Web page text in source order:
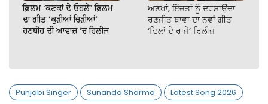
ਫ਼ਿਲਮ ‘ਕਣਕਾਂ ਦੇ ਓਹਲੇ’ ਫ਼ਿਲਮ
ਦਾ ਗੀਤ ‘ਕੁੜੀਆਂ ਚਿੜੀਆਂ’
ਰਣਬੀਰ ਦੀ ਆਵਾਜ਼ ‘ਚ ਰਿਲੀਜ਼
ਅਣਖਾਂ, ਇੱਜਤਾਂ ਨੂੰ ਦਰਸਾਉਂਦਾ
ਰਣਜੀਤ ਬਾਵਾ ਦਾ ਨਵਾਂ ਗੀਤ
‘ਦਿਲਾਂ ਦੇ ਰਾਜੇ’ ਰਿਲੀਜ਼
Punjabi Singer Sunanda Sharma Latest Song 2026